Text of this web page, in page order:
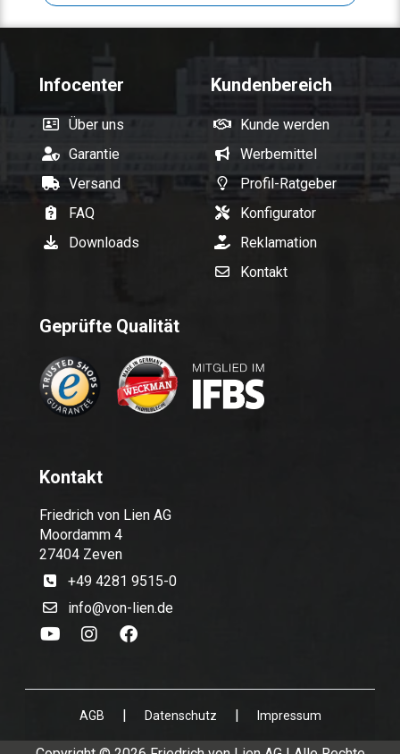
Infocenter
Über uns
Garantie
Versand
FAQ
Downloads
Kundenbereich
Kunde werden
Werbemittel
Profil-Ratgeber
Konfigurator
Reklamation
Kontakt
Geprüfte Qualität
Kontakt
Friedrich von Lien AG
Moordamm 4
27404 Zeven
+49 4281 9515-0
info@von-lien.de
AGB | Datenschutz | Impressum